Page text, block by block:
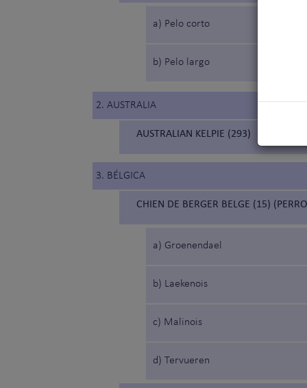
a) Pelo corto
b) Pelo largo
2. AUSTRALIA
AUSTRALIAN KELPIE (293)
3. BÉLGICA
CHIEN DE BERGER BELGE (15)
a) Groenendael
b) Laekenois
c) Malinois
d) Tervueren